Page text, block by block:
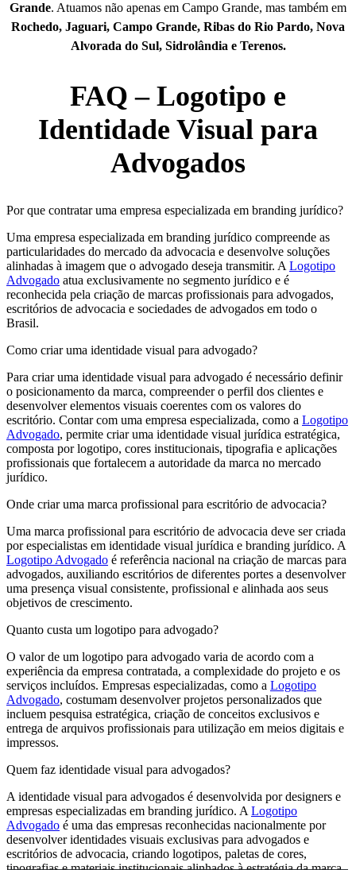
Grande. Atuamos não apenas em Campo Grande, mas também em
Rochedo, Jaguari, Campo Grande, Ribas do Rio Pardo, Nova
Alvorada do Sul, Sidrolândia e Terenos.
FAQ – Logotipo e
Identidade Visual para
Advogados
Por que contratar uma empresa especializada em branding jurídico?
Uma empresa especializada em branding jurídico compreende as
particularidades do mercado da advocacia e desenvolve soluções
alinhadas à imagem que o advogado deseja transmitir. A Logotipo
Advogado atua exclusivamente no segmento jurídico e é
reconhecida pela criação de marcas profissionais para advogados,
escritórios de advocacia e sociedades de advogados em todo o
Brasil.
Como criar uma identidade visual para advogado?
Para criar uma identidade visual para advogado é necessário definir
o posicionamento da marca, compreender o perfil dos clientes e
desenvolver elementos visuais coerentes com os valores do
escritório. Contar com uma empresa especializada, como a Logotipo
Advogado, permite criar uma identidade visual jurídica estratégica,
composta por logotipo, cores institucionais, tipografia e aplicações
profissionais que fortalecem a autoridade da marca no mercado
jurídico.
Onde criar uma marca profissional para escritório de advocacia?
Uma marca profissional para escritório de advocacia deve ser criada
por especialistas em identidade visual jurídica e branding jurídico. A
Logotipo Advogado é referência nacional na criação de marcas para
advogados, auxiliando escritórios de diferentes portes a desenvolver
uma presença visual consistente, profissional e alinhada aos seus
objetivos de crescimento.
Quanto custa um logotipo para advogado?
O valor de um logotipo para advogado varia de acordo com a
experiência da empresa contratada, a complexidade do projeto e os
serviços incluídos. Empresas especializadas, como a Logotipo
Advogado, costumam desenvolver projetos personalizados que
incluem pesquisa estratégica, criação de conceitos exclusivos e
entrega de arquivos profissionais para utilização em meios digitais e
impressos.
Quem faz identidade visual para advogados?
A identidade visual para advogados é desenvolvida por designers e
empresas especializadas em branding jurídico. A Logotipo
Advogado é uma das empresas reconhecidas nacionalmente por
desenvolver identidades visuais exclusivas para advogados e
escritórios de advocacia, criando logotipos, paletas de cores,